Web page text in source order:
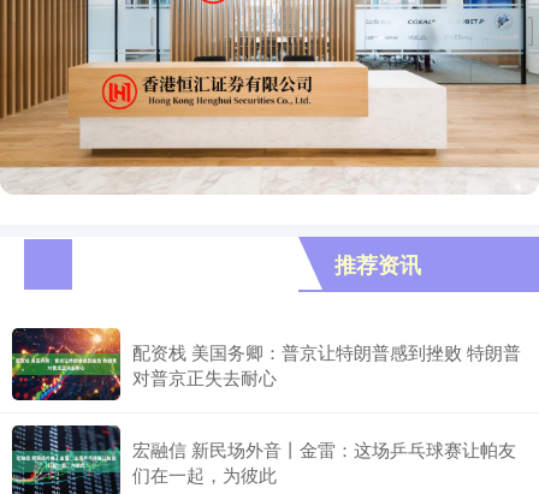
推荐资讯
配资栈 美国务卿：普京让特朗普感到挫败 特朗普
对普京正失去耐心
宏融信 新民场外音丨金雷：这场乒乓球赛让帕友
们在一起，为彼此